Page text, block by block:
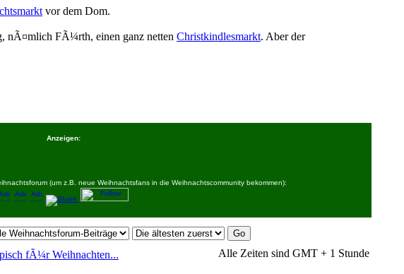
vor dem Dom.
nÃ¤mlich FÃ¼rth, einen ganz netten Christkindlesmarkt. Aber der
Anzeigen:
(um z.B. neue Weihnachtsfans in die Weihnachtscommunity bekommen):
fÃ¼r Weihnachten...
Alle Zeiten sind GMT + 1 Stunde